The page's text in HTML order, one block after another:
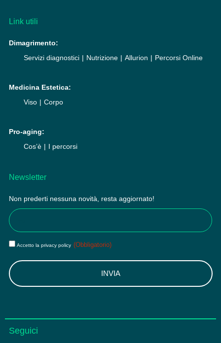
Link utili
Dimagrimento:
Servizi diagnostici
Nutrizione Allurion Percorsi Online
Medicina Estetica:
Viso
Corpo
Pro-aging:
Cos’è
I percorsi
Newsletter
Non prederti nessuna novità, resta aggiornato!
Email
Privacy
Accetto la privacy policy (Obbligatorio)
Seguici